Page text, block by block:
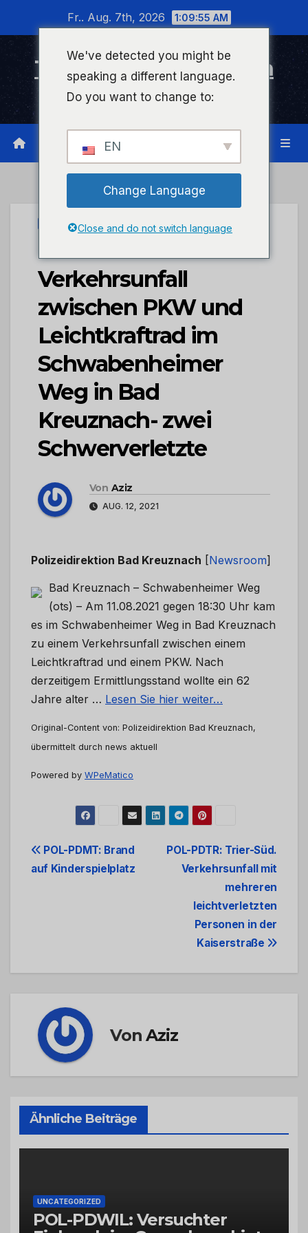
wechseln
Fr.. Aug. 7th, 2026 1:09:55 AM
Timeline Bad Kreuznach
Infonetzwerk für Bad Kreuznach
UNCATEGORIZED
POL-PDKH:
Verkehrsunfall
zwischen PKW und
Leichtkraftrad im
Schwabenheimer
Weg in Bad
Kreuznach- zwei
Schwerverletzte
Von Aziz
AUG. 12, 2021
Polizeidirektion Bad Kreuznach [Newsroom]
Bad Kreuznach – Schwabenheimer Weg
(ots) – Am 11.08.2021 gegen 18:30 Uhr kam
es im Schwabenheimer Weg in Bad Kreuznach
zu einem Verkehrsunfall zwischen einem
Leichtkraftrad und einem PKW. Nach
derzeitigem Ermittlungsstand wollte ein 62
Jahre alter … Lesen Sie hier weiter…
Original-Content von: Polizeidirektion Bad Kreuznach,
übermittelt durch news aktuell
Powered by WPeMatico
Beitrags-
Navigation
POL-PDTR: Trier-Süd.
Verkehrsunfall mit
mehreren
leichtverletzten
Personen in der
Kaiserstraße
POL-PDMT: Brand
auf Kinderspielplatz
VonAziz
Ähnliche Beiträge
UNCATEGORIZED
POL-PDWIL: Versuchter
We've detected you might be
speaking a different language.
Do you want to change to:
EN
Change Language
Close and do not switch language